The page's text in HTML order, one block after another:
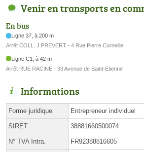
Venir en transports en
En bus
Ligne 37, à 200 m
Arrêt COLL. J.PREVERT - 4 Rue Pierre Corneille
Ligne C1, à 42 m
Arrêt RUE RACINE - 33 Avenue de Saint-Etienne
Informations
Forme juridique Entrepreneur individuel
SIRET 38881660500074
N° TVA Intra. FR92388816605